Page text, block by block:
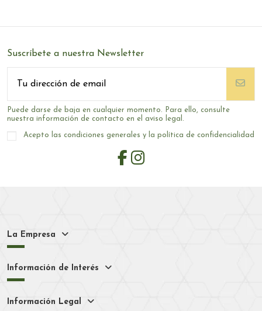
Suscríbete a nuestra Newsletter
Puede darse de baja en cualquier momento. Para ello, consulte
nuestra información de contacto en el aviso legal.
Acepto las condiciones generales y la política de confidencialidad
La Empresa
Información de Interés
Información Legal